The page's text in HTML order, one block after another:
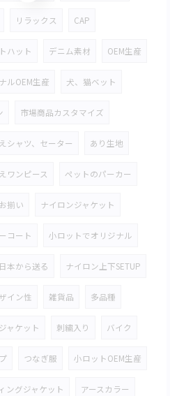
リラックス CAP
ハット デニム素材 OEM生産
ルOEM生産 犬、猫ベット
市場商品カスタマイズ
シャツ、セーター あり生地
ワンピース ペットのパーカー
揃い ナイロンジャケット
コート 小ロットでオリジナル
本から送る ナイロン上下SETUP
イン性 雑貨品 多品種
ャケット 刺繍入り バイク
つなぎ服 小ロットOEM生産
ングジャケット アースカラー